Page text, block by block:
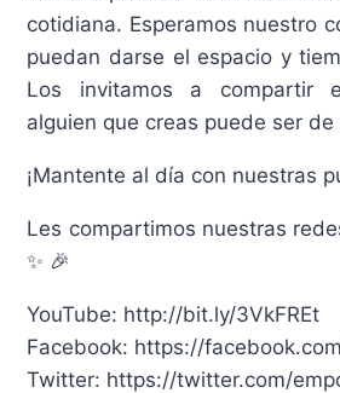
cotidiana. Esperamos nuestro
puedan darse el espacio y
Los invitamos a compartir
alguien que creas puede ser
¡Mantente al día con nuestras
Les compartimos nuestras
✨ 🎉
YouTube: http://bit.ly/3VkFREt
Facebook: https://
Twitter: https://twitter.com/